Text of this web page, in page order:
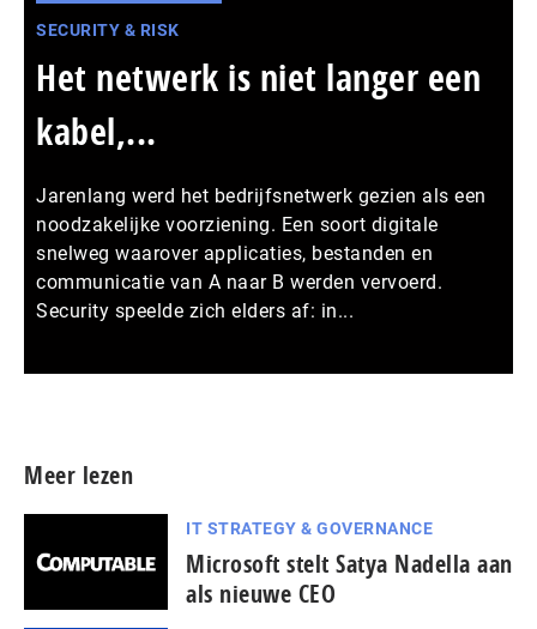
SECURITY & RISK
Het netwerk is niet langer een
kabel,...
Jarenlang werd het bedrijfsnetwerk gezien als een
noodzakelijke voorziening. Een soort digitale
snelweg waarover applicaties, bestanden en
communicatie van A naar B werden vervoerd.
Security speelde zich elders af: in...
Meer lezen
IT STRATEGY & GOVERNANCE
Microsoft stelt Satya Nadella aan
als nieuwe CEO